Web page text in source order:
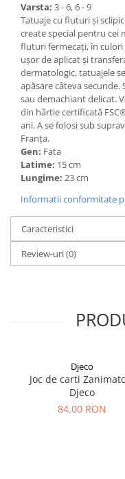
Varsta: 3 - 6, 6 - 9
Tatuaje cu fluturi și
create special pentru cei
fluturi fermecați, în culori
ușor de aplicat și
dermatologic, tatuajele
apăsare câteva secunde.
sau demachiant delicat.
din hârtie certificată
ani. A se folosi sub
Franța.
Gen: Fata
Latime: 15 cm
Lungime: 23 cm
Informatii conformitate
Caracteristici
Review-uri(0)
Djeco
Joc de carti
Djeco
84,00 RON